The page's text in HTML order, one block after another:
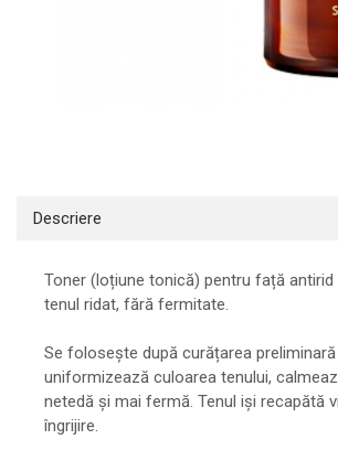
Descriere
Toner (loțiune tonică) pentru față antirid
tenul ridat, fără fermitate.
Se folosește după curățarea
uniformizează culoarea tenului,
netedă și mai fermă. Tenul iși recapătă
îngrijire.